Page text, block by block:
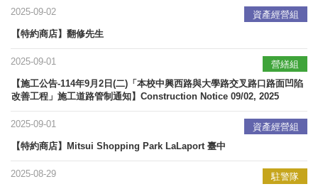
資產經營組
2025-09-02
【特約商店】翻修先生
營繕組
2025-09-01
【施工公告-114年9月2日(二)「本校中興西路與大學路交叉路口路面凹陷
改善工程」施工道路管制通知】Construction Notice 09/02, 2025
資產經營組
2025-09-01
【特約商店】Mitsui Shopping Park LaLaport 臺中
駐警隊
2025-08-29